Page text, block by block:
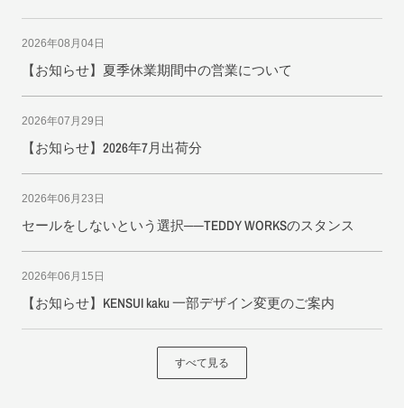
2026年08月04日
【お知らせ】夏季休業期間中の営業について
2026年07月29日
【お知らせ】2026年7月出荷分
2026年06月23日
セールをしないという選択──TEDDY WORKSのスタンス
2026年06月15日
【お知らせ】KENSUI kaku 一部デザイン変更のご案内
すべて見る